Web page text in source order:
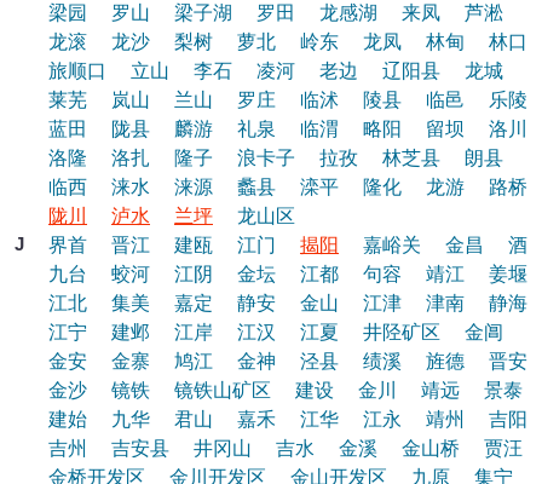
梁园
罗山 梁子湖 罗田 龙感湖 来凤 芦淞
龙滚
龙沙 梨树 萝北 岭东 龙凤 林甸
林口
旅顺口
立山 李石 凌河 老边 辽阳县 龙城
莱芜
岚山 兰山 罗庄 临沭 陵县 临邑
乐陵
蓝田
陇县 麟游 礼泉 临渭 略阳 留坝
洛川
洛隆
洛扎 隆子 浪卡子 拉孜 林芝县 朗县
临西
涞水 涞源 蠡县 滦平 隆化 龙游
路桥
陇川
泸水 兰坪
龙山区
J
界首 晋江 建瓯 江门 揭阳 嘉峪关 金昌
酒
九台
蛟河 江阴 金坛 江都 句容 靖江
姜堰
江北
集美 嘉定 静安 金山 江津 津南
静海
江宁
建邺 江岸 江汉 江夏 井陉矿区 金阊
金安
金寨 鸠江 金神 泾县 绩溪 旌德
晋安
金沙
镜铁 镜铁山矿区 建设 金川 靖远
景泰
建始
九华 君山 嘉禾 江华 江永 靖州
吉阳
吉州
吉安县 井冈山 吉水 金溪 金山桥
贾汪
金桥开发区
金川开发区 金山开发区 九原 集宁